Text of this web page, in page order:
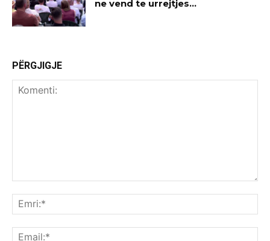
ne vend te urrejtjes…
PËRGJIGJE